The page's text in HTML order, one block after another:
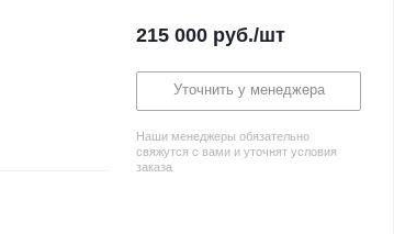
215 000 руб./шт
Уточнить у менеджера
Наши менеджеры обязательно
свяжутся с вами и уточнят условия
заказа